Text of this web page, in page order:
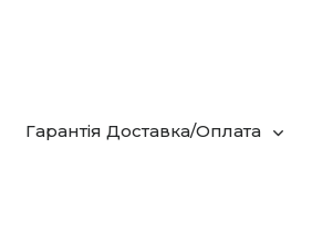
Гарантія Доставка/Оплата